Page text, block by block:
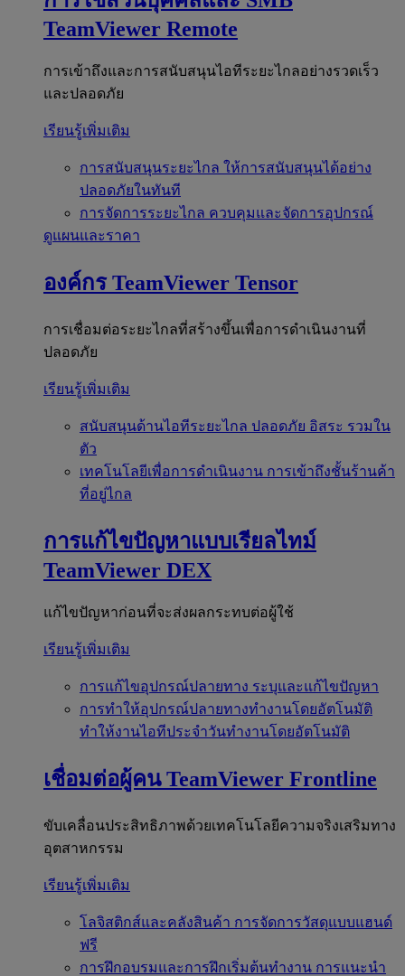
TeamViewer Remote
การเข้าถึงและการสนับสนุนไอทีระยะไกลอย่างรวดเร็ว
และปลอดภัย
เรียนรู้เพิ่มเติม
การสนับสนุนระยะไกล ให้การสนับสนุนได้อย่าง
ปลอดภัยในทันที
การจัดการระยะไกล ควบคุมและจัดการอุปกรณ์
ดูแผนและราคา
องค์กร TeamViewer Tensor
การเชื่อมต่อระยะไกลที่สร้างขึ้นเพื่อการดำเนินงานที่
ปลอดภัย
เรียนรู้เพิ่มเติม
สนับสนุนด้านไอทีระยะไกล ปลอดภัย อิสระ รวมใน
ตัว
เทคโนโลยีเพื่อการดำเนินงาน การเข้าถึงชั้นร้านค้า
ที่อยู่ไกล
การแก้ไขปัญหาแบบเรียลไทม์
TeamViewer DEX
แก้ไขปัญหาก่อนที่จะส่งผลกระทบต่อผู้ใช้
เรียนรู้เพิ่มเติม
การแก้ไขอุปกรณ์ปลายทาง ระบุและแก้ไขปัญหา
การทำให้อุปกรณ์ปลายทางทำงานโดยอัตโนมัติ
ทำให้งานไอทีประจำวันทำงานโดยอัตโนมัติ
เชื่อมต่อผู้คน TeamViewer Frontline
ขับเคลื่อนประสิทธิภาพด้วยเทคโนโลยีความจริงเสริมทาง
อุตสาหกรรม
เรียนรู้เพิ่มเติม
โลจิสติกส์และคลังสินค้า การจัดการวัสดุแบบแฮนด์
ฟรี
การฝึกอบรมและการฝึกเริ่มต้นทำงาน การแนะนำ